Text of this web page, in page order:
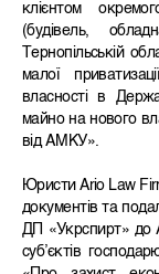
клієнтом
(будівель,
Тернопільській
малої
власності в
майно на нового
від АМКУ».
Юристи Ario Law
документів та
ДП «Укрспирт»
суб’єктів